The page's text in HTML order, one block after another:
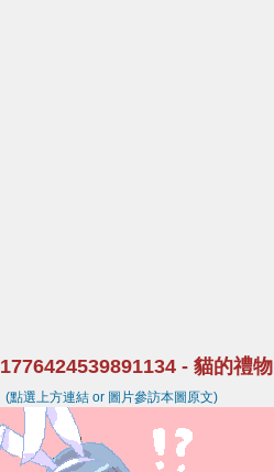
1776424539891134 - 貓的禮物
(點選上方連結 or 圖片參訪本圖原文)